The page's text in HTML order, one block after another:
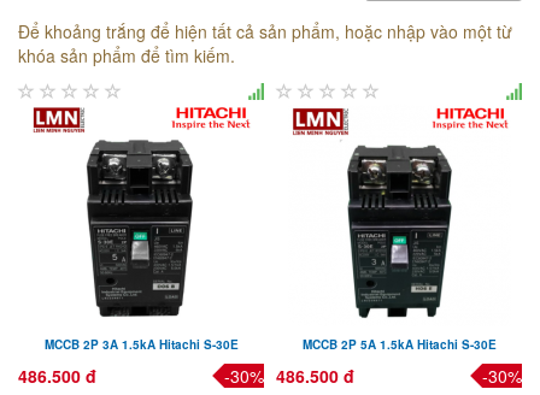
Để khoảng trắng để hiện tất cả sản phẩm, hoặc nhập vào một từ
khóa sản phẩm để tìm kiếm.
MCCB 2P 3A 1.5kA Hitachi S-30E
486.500 đ -30%
MCCB 2P 5A 1.5kA Hitachi S-30E
486.500 đ -30%